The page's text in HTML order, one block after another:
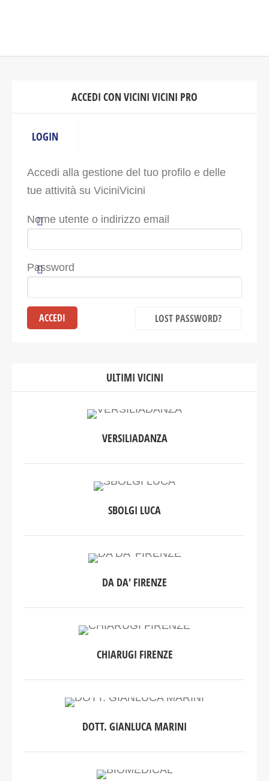
ACCEDI CON VICINI VICINI PRO
LOGIN
Accedi alla gestione del tuo profilo e delle
tue attività su ViciniVicini
Nome utente o indirizzo email
Password
LOST PASSWORD?
ULTIMI VICINI
VERSILIADANZA
SBOLGI LUCA
DA DA' FIRENZE
CHIARUGI FIRENZE
DOTT. GIANLUCA MARINI